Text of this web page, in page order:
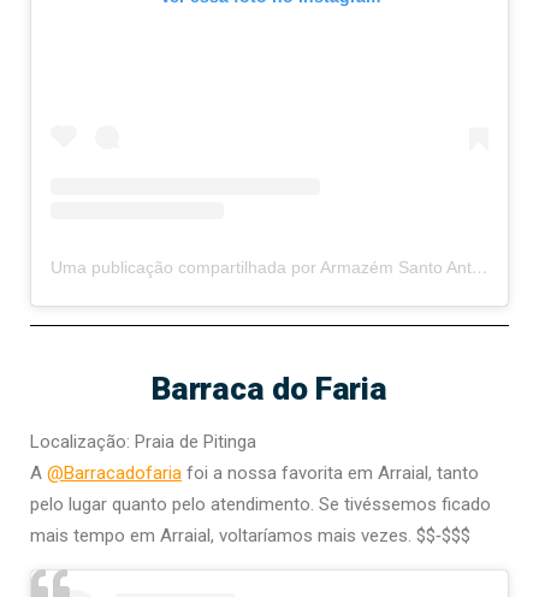
Uma publicação compartilhada por Armazém Santo Antônio (@armazemdosanto)
Barraca do Faria
Localização: Praia de Pitinga
A @Barracadofaria foi a nossa favorita em Arraial, tanto
pelo lugar quanto pelo atendimento. Se tivéssemos ficado
mais tempo em Arraial, voltaríamos mais vezes. $$‑$$$